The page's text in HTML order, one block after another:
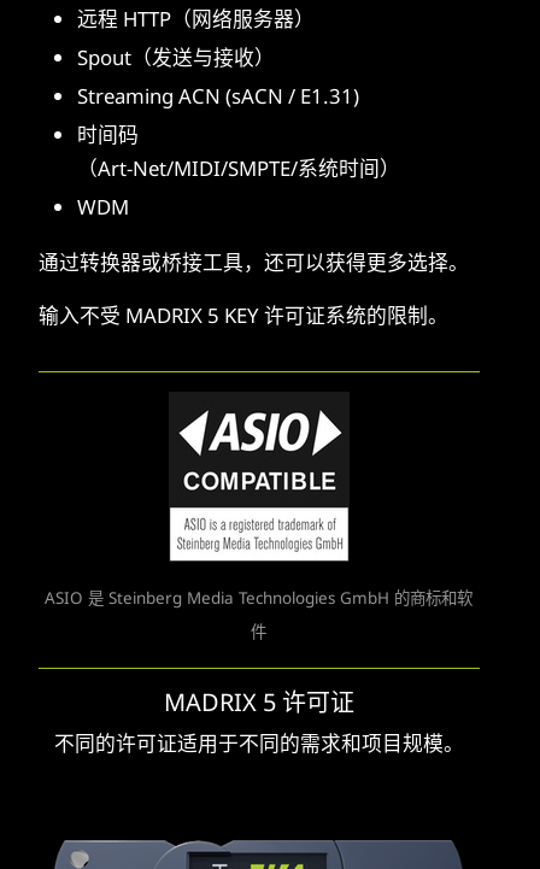
远程 HTTP（网络服务器）
Spout（发送与接收）
Streaming ACN (sACN / E1.31)
时间码
（Art-Net/MIDI/SMPTE/系统时间）
WDM
通过转换器或桥接工具，还可以获得更多选择。
输入不受 MADRIX 5 KEY 许可证系统的限制。
ASIO 是 Steinberg Media Technologies GmbH 的商标和软
件
MADRIX 5 许可证
不同的许可证适用于不同的需求和项目规模。